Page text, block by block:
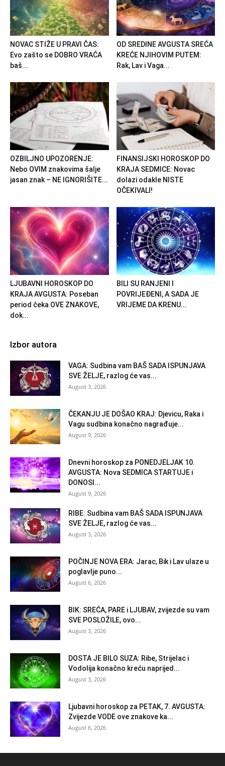
NOVAC STIŽE U PRAVI ČAS:
Evo zašto se DOBRO VRAĆA
baš...
OD SREDINE AVGUSTA SREĆA
KREĆE NJIHOVIM PUTEM:
Rak, Lav i Vaga...
OZBILJNO UPOZORENJE:
Nebo OVIM znakovima šalje
jasan znak – NE IGNORIŠITE...
FINANSIJSKI HOROSKOP DO
KRAJA SEDMICE: Novac
dolazi odakle NISTE
OČEKIVALI!
LJUBAVNI HOROSKOP DO
KRAJA AVGUSTA: Poseban
period čeka OVE ZNAKOVE,
dok...
BILI SU RANJENI I
POVRIJEĐENI, A SADA JE
VRIJEME DA KRENU...
Izbor autora
VAGA: Sudbina vam BAŠ SADA ISPUNJAVA
SVE ŽELJE, razlog će vas...
August 3, 2026
ČEKANJU JE DOŠAO KRAJ: Djevicu, Raka i
Vagu sudbina konačno nagrađuje...
August 9, 2026
Dnevni horoskop za PONEDJELJAK 10.
AVGUSTA: Nova SEDMICA STARTUJE i
DONOSI...
August 9, 2026
RIBE: Sudbina vam BAŠ SADA ISPUNJAVA
SVE ŽELJE, razlog će vas...
August 3, 2026
POČINJE NOVA ERA: Jarac, Bik i Lav ulaze u
poglavlje puno...
August 6, 2026
BIK: SREĆA, PARE i LJUBAV, zvijezde su vam
SVE POSLOŽILE, ovo...
August 3, 2026
DOSTA JE BILO SUZA: Ribe, Strijelac i
Vodolija konačno kreću naprijed...
August 3, 2026
Ljubavni horoskop za PETAK, 7. AVGUSTA:
Zvijezde VODE ove znakove ka...
August 6, 2026